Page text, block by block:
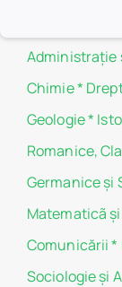
Administraţie
Chimie*
Geologie*
Romanice,
Germanice şi
Matematicã
Comunicării *
Sociologie şi